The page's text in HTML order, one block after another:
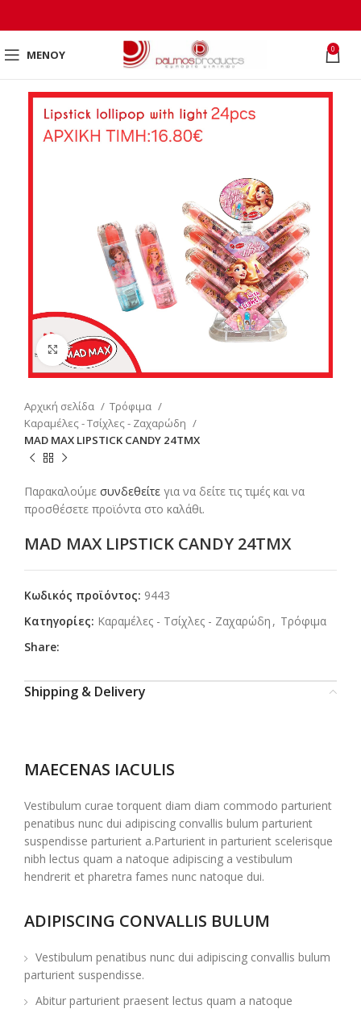
ΜΕΝΟΎ 0
Click to enlarge
Αρχική σελίδα
Τρόφιμα
Καραμέλες - Τσίχλες - Ζαχαρώδη
MAD MAX LIPSTICK CANDY 24TMX
Παρακαλούμε συνδεθείτε για να δείτε τις τιμές και να
προσθέσετε προϊόντα στο καλάθι.
MAD MAX LIPSTICK CANDY 24TMX
Κωδικός προϊόντος: 9443
Κατηγορίες: Καραμέλες - Τσίχλες - Ζαχαρώδη , Τρόφιμα
Share:
Shipping & Delivery
MAECENAS IACULIS
Vestibulum curae torquent diam diam commodo parturient
penatibus nunc dui adipiscing convallis bulum parturient
suspendisse parturient a.Parturient in parturient scelerisque
nibh lectus quam a natoque adipiscing a vestibulum
hendrerit et pharetra fames nunc natoque dui.
ADIPISCING CONVALLIS BULUM
Vestibulum penatibus nunc dui adipiscing convallis bulum
parturient suspendisse.
Abitur parturient praesent lectus quam a natoque